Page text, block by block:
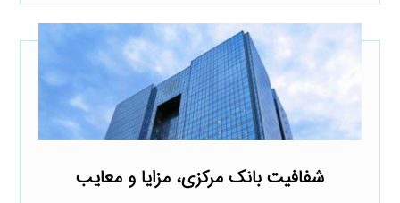
شفافیت بانک مرکزی، مزایا و معایب